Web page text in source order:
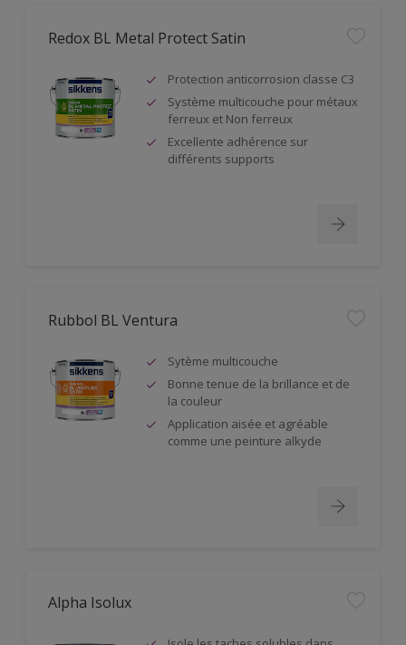
Redox BL Metal Protect Satin
Protection anticorrosion classe C3
Système multicouche pour métaux
ferreux et Non ferreux
Excellente adhérence sur
différents supports
Rubbol BL Ventura
Sytème multicouche
Bonne tenue de la brillance et de
la couleur
Application aisée et agréable
comme une peinture alkyde
Alpha Isolux